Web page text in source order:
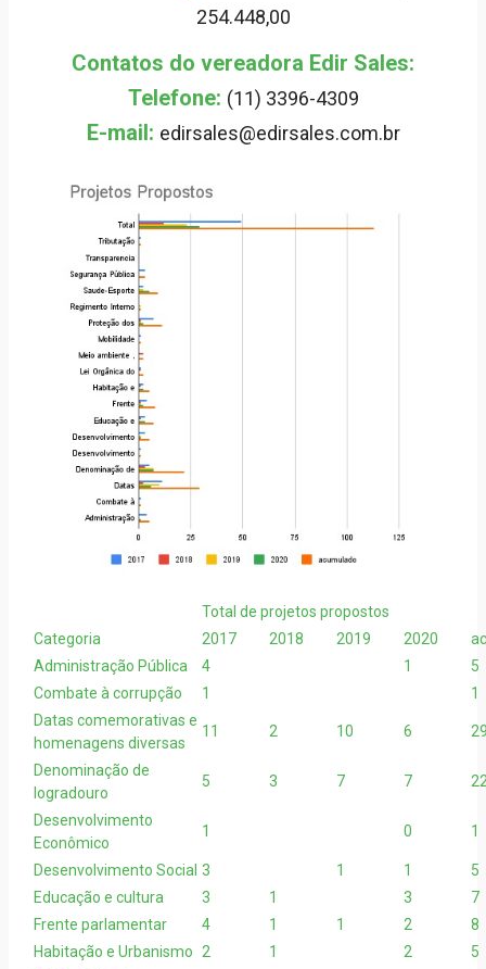
254.448,00
Contatos do vereadora Edir Sales:
Telefone: (11) 3396-4309
E-mail: edirsales@edirsales.com.br
Total de projetos propostos
Categoria
2017 2018 2019 2020
Administração Pública
4 1
5
Combate à corrupção
1
1
Datas comemorativas e
homenagens diversas
11 2 10 6
Denominação de
logradouro
5 3 7 7
Desenvolvimento
Econômico
1 0 1
Desenvolvimento Social 3 1 1
5
Educação e cultura
3 1 3
7
Frente parlamentar
4 1 1 2
8
Habitação e Urbanismo
2 1 2
5